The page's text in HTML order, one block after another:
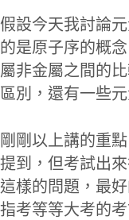
假設今天我討論
的是原子序的概
屬非金屬之間的
區別，還有一些
剛剛以上講的重
提到，但考試出
這樣的問題，最
指考等等大考的